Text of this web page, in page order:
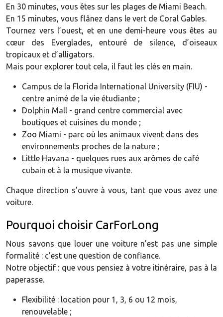
En 30 minutes, vous êtes sur les plages de Miami Beach.
En 15 minutes, vous flânez dans le vert de Coral Gables.
Tournez vers l’ouest, et en une demi-heure vous êtes au
cœur des Everglades, entouré de silence, d’oiseaux
tropicaux et d’alligators.
Mais pour explorer tout cela, il faut les clés en main.
Campus de la Florida International University (FIU) -
centre animé de la vie étudiante ;
Dolphin Mall - grand centre commercial avec
boutiques et cuisines du monde ;
Zoo Miami - parc où les animaux vivent dans des
environnements proches de la nature ;
Little Havana - quelques rues aux arômes de café
cubain et à la musique vivante.
Chaque direction s’ouvre à vous, tant que vous avez une
voiture.
Pourquoi choisir CarForLong
Nous savons que louer une voiture n’est pas une simple
formalité : c’est une question de confiance.
Notre objectif : que vous pensiez à votre itinéraire, pas à la
paperasse.
Flexibilité : location pour 1, 3, 6 ou 12 mois,
renouvelable ;